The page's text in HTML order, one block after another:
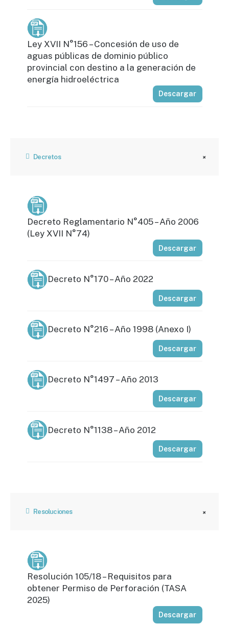
Ley XVII N°156 – Concesión de uso de
aguas públicas de dominio público
provincial con destino a la generación de
energía hidroeléctrica
Descargar
Decretos
Decreto Reglamentario N°405 – Año 2006
(Ley XVII N°74)
Descargar
Decreto N°170 – Año 2022
Descargar
Decreto N°216 – Año 1998 (Anexo I)
Descargar
Decreto N°1497 – Año 2013
Descargar
Decreto N°1138 – Año 2012
Descargar
Resoluciones
Resolución 105/18 – Requisitos para
obtener Permiso de Perforación (TASA
2025)
Descargar